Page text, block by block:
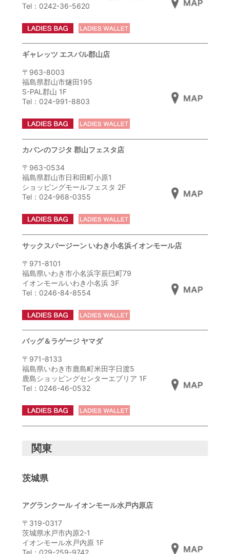
絞り込み検索
メイン
カテゴリー
サブ
性別
カラー
Tel：0242-36-5620
ギャレッツ エスパル郡山店
〒963-8003
福島県郡山市燧田195
S-PAL郡山 1F
Tel：024-991-8803
カバンのフジタ 郡山フェスタ店
〒963-0534
福島県郡山市日和田町小原1
ショッピングモールフェスタ 2F
Tel：024-968-0355
サックスバージーン いわき小名浜イオンモール店
〒971-8101
福島県いわき市小名浜字辰巳町79
イオンモールいわき小名浜 3F
Tel：0246-84-8554
バッグ＆ラゲージ ヤマダ
〒971-8133
福島県いわき市鹿島町米田字日渡5
鹿島ショッピングセンターエブリア 1F
Tel：0246-46-0532
関東
茨城県
アグランクール イオンモール水戸内原店
〒319-0317
茨城県水戸市内原2-1
イオンモール水戸内原 1F
Tel：029-259-9742